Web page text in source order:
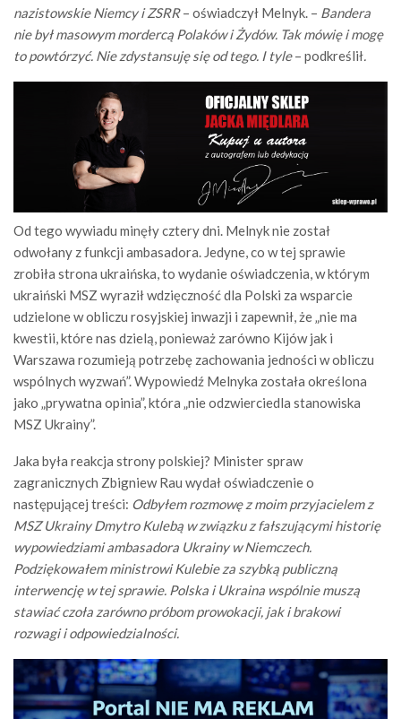
nazistowskie Niemcy i ZSRR– oświadczył Melnyk. – Bandera
nie był masowym mordercą Polaków i Żydów. Tak mówię i mogę
to powtórzyć. Nie zdystansuję się od tego. I tyle– podkreślił.
Od tego wywiadu minęły cztery dni. Melnyk nie został
odwołany z funkcji ambasadora. Jedyne, co w tej sprawie
zrobiła strona ukraińska, to wydanie oświadczenia, w którym
ukraiński MSZ wyraził wdzięczność dla Polski za wsparcie
udzielone w obliczu rosyjskiej inwazji i zapewnił, że „nie ma
kwestii, które nas dzielą, ponieważ zarówno Kijów jak i
Warszawa rozumieją potrzebę zachowania jedności w obliczu
wspólnych wyzwań”. Wypowiedź Melnyka została określona
jako „prywatna opinia”, która „nie odzwierciedla stanowiska
MSZ Ukrainy”.
Jaka była reakcja strony polskiej? Minister spraw
zagranicznych Zbigniew Rau wydał oświadczenie o
następującej treści: Odbyłem rozmowę z moim przyjacielem z
MSZ Ukrainy Dmytro Kulebą w związku z fałszującymi historię
wypowiedziami ambasadora Ukrainy w Niemczech.
Podziękowałem ministrowi Kulebie za szybką publiczną
interwencję w tej sprawie. Polska i Ukraina wspólnie muszą
stawiać czoła zarówno próbom prowokacji, jak i brakowi
rozwagi i odpowiedzialności.